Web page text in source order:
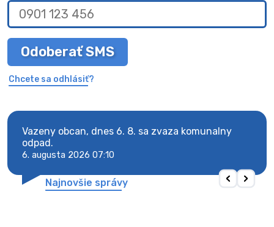
Odoberať SMS
Chcete sa odhlásiť?
Vazeny obcan, dnes 6. 8. sa zvaza komunalny
odpad.
6. augusta 2026 07:10
Najnovšie správy